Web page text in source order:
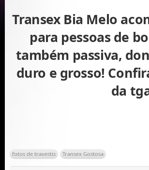
Transex Bia Melo
para pessoas de
também passiva,
duro e grosso!
da
fotos de travestis Transex Gostosa